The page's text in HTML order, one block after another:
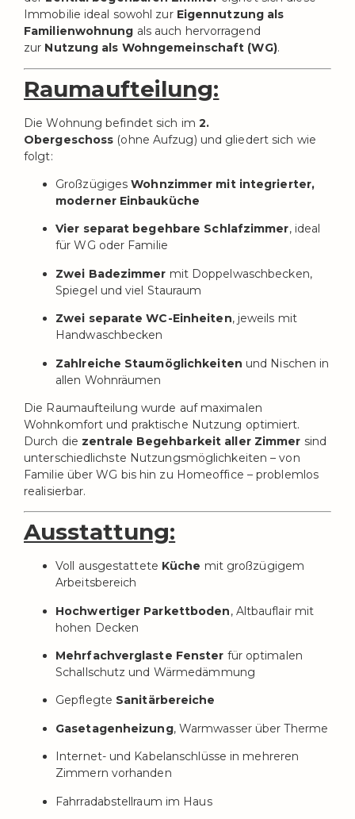
Immobilie ideal sowohl zur Eigennutzung als
Familienwohnung als auch hervorragend
zur Nutzung als Wohngemeinschaft (WG).
Raumaufteilung:
Die Wohnung befindet sich im 2.
Obergeschoss (ohne Aufzug) und gliedert sich wie
folgt:
GroßzügigesWohnzimmer mit integrierter,
moderner Einbauküche
Vier separat begehbare Schlafzimmer, ideal
für WG oder Familie
Zwei Badezimmer mit Doppelwaschbecken,
Spiegel und viel Stauraum
Zwei separate WC-Einheiten, jeweils mit
Handwaschbecken
Zahlreiche Staumöglichkeiten und Nischen in
allen Wohnräumen
Die Raumaufteilung wurde auf maximalen
Wohnkomfort und praktische Nutzung optimiert.
Durch die zentrale Begehbarkeit aller Zimmer sind
unterschiedlichste Nutzungsmöglichkeiten – von
Familie über WG bis hin zu Homeoffice – problemlos
realisierbar.
Ausstattung:
Voll ausgestattete Küche mit großzügigem
Arbeitsbereich
Hochwertiger Parkettboden, Altbauflair mit
hohen Decken
Mehrfachverglaste Fenster für optimalen
Schallschutz und Wärmedämmung
Gepflegte Sanitärbereiche
Gasetagenheizung, Warmwasser über Therme
Internet- und Kabelanschlüsse in mehreren
Zimmern vorhanden
Fahrradabstellraum im Haus